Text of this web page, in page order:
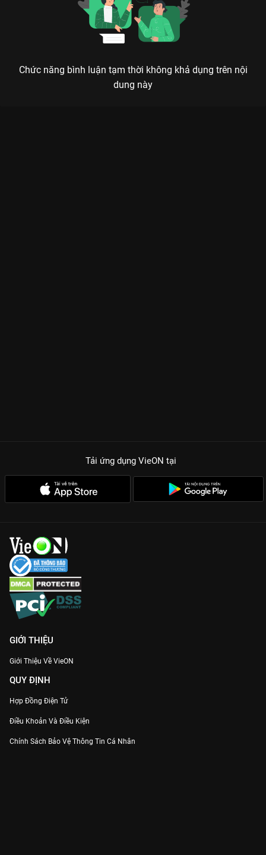
Chức năng bình luận tạm thời không khả dụng trên nội
dung này
Tải ứng dụng VieON tại
GIỚI THIỆU
Giới Thiệu Về VieON
QUY ĐỊNH
Hợp Đồng Điện Tử
Điều Khoản Và Điều Kiện
Chính Sách Bảo Vệ Thông Tin Cá Nhân